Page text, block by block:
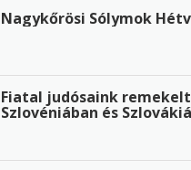
Nagykőrösi Sólymok
Fiatal judósaink
Szlovéniában és